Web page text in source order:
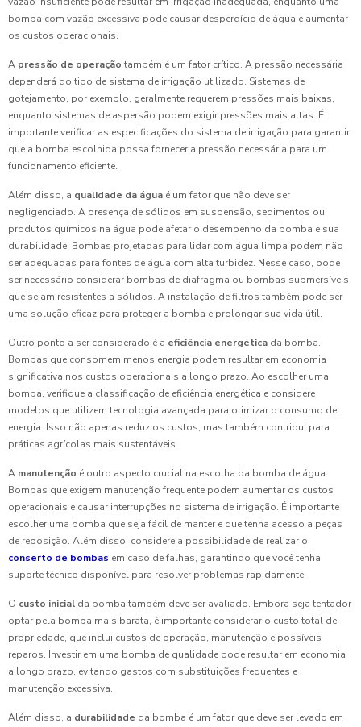
bomba com vazão excessiva pode causar desperdício de água e aumentar
os custos operacionais.
A pressão de operação também é um fator crítico. A pressão necessária
dependerá do tipo de sistema de irrigação utilizado. Sistemas de
gotejamento, por exemplo, geralmente requerem pressões mais baixas,
enquanto sistemas de aspersão podem exigir pressões mais altas. É
importante verificar as especificações do sistema de irrigação para garantir
que a bomba escolhida possa fornecer a pressão necessária para um
funcionamento eficiente.
Além disso, a qualidade da água é um fator que não deve ser
negligenciado. A presença de sólidos em suspensão, sedimentos ou
produtos químicos na água pode afetar o desempenho da bomba e sua
durabilidade. Bombas projetadas para lidar com água limpa podem não
ser adequadas para fontes de água com alta turbidez. Nesse caso, pode
ser necessário considerar bombas de diafragma ou bombas submersíveis
que sejam resistentes a sólidos. A instalação de filtros também pode ser
uma solução eficaz para proteger a bomba e prolongar sua vida útil.
Outro ponto a ser considerado é a eficiência energética da bomba.
Bombas que consomem menos energia podem resultar em economia
significativa nos custos operacionais a longo prazo. Ao escolher uma
bomba, verifique a classificação de eficiência energética e considere
modelos que utilizem tecnologia avançada para otimizar o consumo de
energia. Isso não apenas reduz os custos, mas também contribui para
práticas agrícolas mais sustentáveis.
A manutenção é outro aspecto crucial na escolha da bomba de água.
Bombas que exigem manutenção frequente podem aumentar os custos
operacionais e causar interrupções no sistema de irrigação. É importante
escolher uma bomba que seja fácil de manter e que tenha acesso a peças
de reposição. Além disso, considere a possibilidade de realizar o
conserto de bombas em caso de falhas, garantindo que você tenha
suporte técnico disponível para resolver problemas rapidamente.
O custo inicial da bomba também deve ser avaliado. Embora seja tentador
optar pela bomba mais barata, é importante considerar o custo total de
propriedade, que inclui custos de operação, manutenção e possíveis
reparos. Investir em uma bomba de qualidade pode resultar em economia
a longo prazo, evitando gastos com substituições frequentes e
manutenção excessiva.
Além disso, a durabilidade da bomba é um fator que deve ser levado em